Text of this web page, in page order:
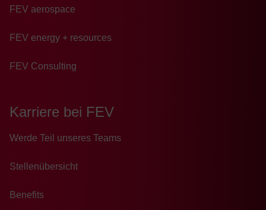
FEV aerospace
FEV energy + resources
FEV Consulting
Karriere bei FEV
Wer­de Teil un­se­res Teams
Stellenübersicht
Benefits